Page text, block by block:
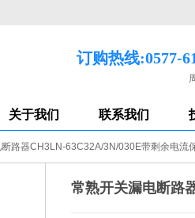
订购热线:0577-
关于我们 联系我们
路器CH3LN-63C32A/3N/030E带剩余电流
常熟开关漏电断路